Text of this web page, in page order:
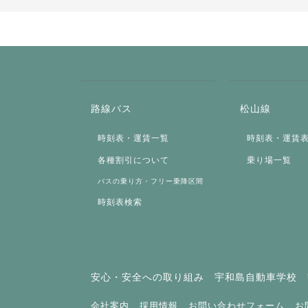
路線バス
時刻表・運賃一覧
各種割引について
バスの乗り方・フリー乗降区間
時刻表検索
松山線
時刻表・運賃
乗り場一覧
安心・安全への取り組み 宇和島自動車学校
会社案内 採用情報 お問い合わせフォーム お